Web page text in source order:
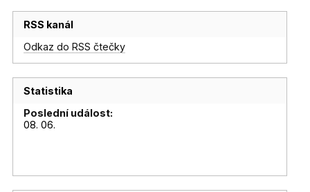
RSS kanál
Odkaz do RSS čtečky
Statistika
Poslední událost:
08. 06.